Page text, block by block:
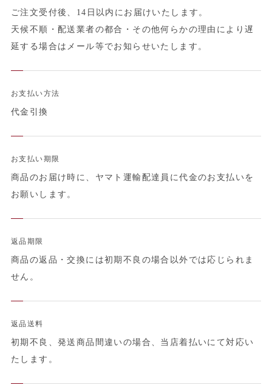
ご注文受付後、14日以内にお届けいたします。
天候不順・配送業者の都合・その他何らかの理由により遅
延する場合はメール等でお知らせいたします。
お支払い方法
代金引換
お支払い期限
商品のお届け時に、ヤマト運輸配達員に代金のお支払いを
お願いします。
返品期限
商品の返品・交換には初期不良の場合以外では応じられま
せん。
返品送料
初期不良、発送商品間違いの場合、当店着払いにて対応い
たします。